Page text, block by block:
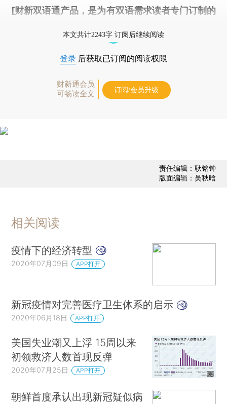
[财新双语通产品，是为有双语需求读者专门订制的
本文共计2243字 订阅后继续阅读
登录 后获取已订阅的阅读权限
财新通会员
可畅读全文
订阅/会员升级
责任编辑：耿铭钟
版面编辑：吴秋晗
相关阅读
疫情下的经济转型
2020年07月09日 APP打开
新冠疫情对完善医疗卫生体系的启示
2020年06月18日 APP打开
美国失业潮又上浮 15周以来
初领救济人数首现反弹
2020年07月25日 APP打开
朝鲜首度承认出现新冠疑似病